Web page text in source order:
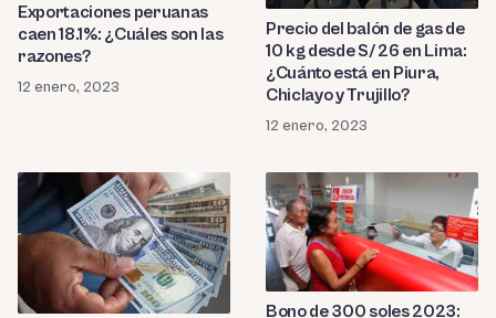
Exportaciones peruanas
caen 18.1%: ¿Cuáles son las
razones?
12 enero, 2023
Precio del balón de gas de
10 kg desde S/ 26 en Lima:
¿Cuánto está en Piura,
Chiclayo y Trujillo?
12 enero, 2023
Bono de 300 soles 2023: